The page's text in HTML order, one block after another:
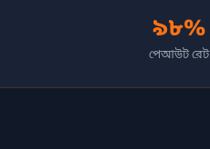
৯৮%
পেআউট রেট